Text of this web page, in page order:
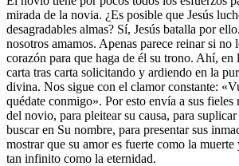
mirada de la novia. ¿Es posible que Jesús
desagradables almas? Sí, Jesús batalla por
nosotros amamos. Apenas parece reinar si no
corazón para que haga de él su trono. Ahí, en
carta tras carta solicitando y ardiendo en la
divina. Nos sigue con el clamor constante:
quédate conmigo». Por esto envía a sus
del novio, para pleitear su causa, para
buscar en Su nombre, para presentar sus
mostrar que su amor es fuerte como la
tan infinito como la eternidad.